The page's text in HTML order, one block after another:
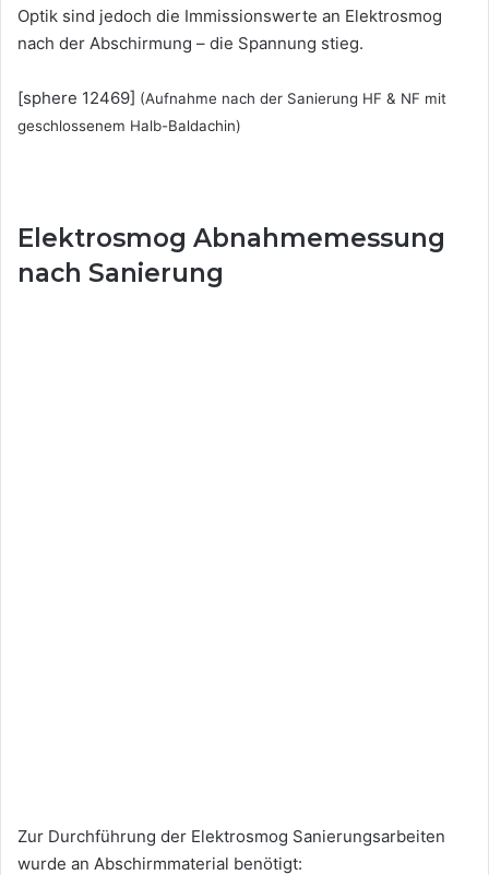
Optik sind jedoch die Immissionswerte an Elektrosmog
nach der Abschirmung – die Spannung stieg.
[sphere 12469] (Aufnahme nach der Sanierung HF & NF mit
geschlossenem Halb-Baldachin)
Elektrosmog Abnahmemessung
nach Sanierung
Zur Durchführung der Elektrosmog Sanierungsarbeiten
wurde an Abschirmmaterial benötigt: